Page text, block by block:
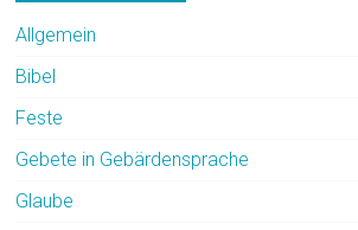
Allgemein
Bibel
Feste
Gebete in Gebärdensprache
Glaube